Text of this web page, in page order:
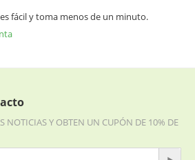
fácil y toma menos de un minuto.
NOTICIAS Y OBTEN UN CUPÓN DE 10% DE